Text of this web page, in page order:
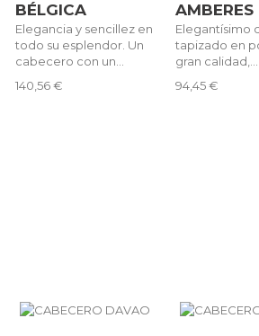
BÉLGICA
Elegancia y sencillez en
todo su esplendor. Un
cabecero con un...
140,56 €
AMBERES
Elegantísimo
tapizado en
gran calidad,...
94,45 €